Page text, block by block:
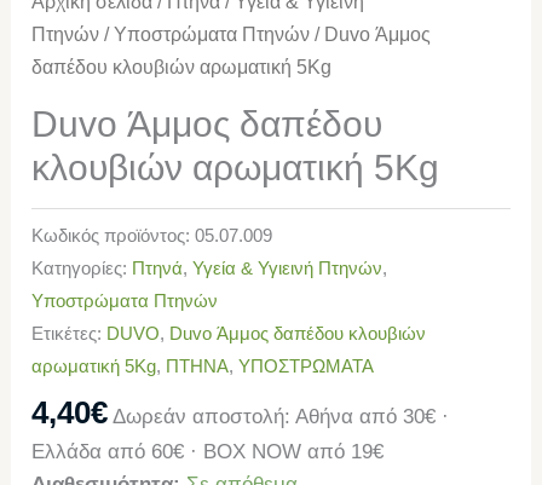
Πτηνών / Υποστρώματα Πτηνών / Duvo Άμμος
δαπέδου κλουβιών αρωματική 5Kg
Duvo Άμμος δαπέδου
κλουβιών αρωματική 5Kg
Κωδικός προϊόντος:05.07.009
Κατηγορίες: Πτηνά,Υγεία & Υγιεινή Πτηνών,
Υποστρώματα Πτηνών
Ετικέτες: DUVO, Duvo Άμμος δαπέδου κλουβιών
αρωματική 5Kg, ΠΤΗΝΑ,ΥΠΟΣΤΡΩΜΑΤΑ
4,40€ Δωρεάν αποστολή: Αθήνα από 30€ ·
Ελλάδα από 60€ · BOX NOW από 19€